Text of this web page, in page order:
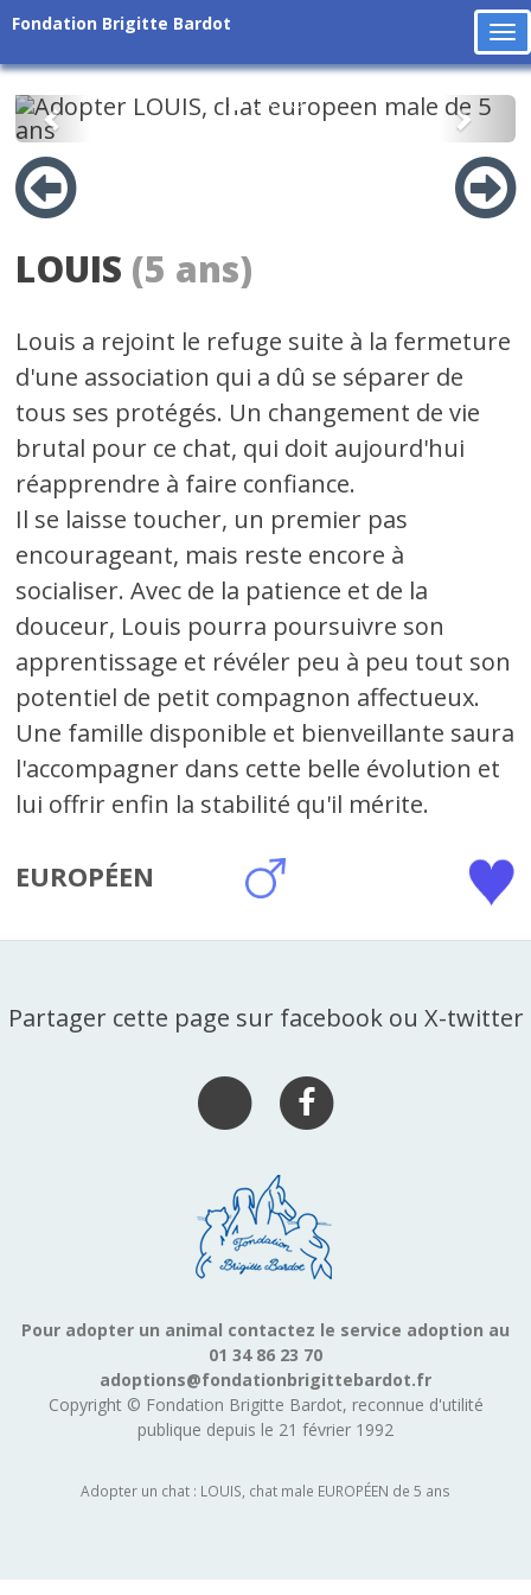
Fondation Brigitte Bardot
Précédent
LOUIS (5 ans)
Louis a rejoint le refuge suite à la fermeture
d'une association qui a dû se séparer de
tous ses protégés. Un changement de vie
brutal pour ce chat, qui doit aujourd'hui
réapprendre à faire confiance.
Il se laisse toucher, un premier pas
encourageant, mais reste encore à
socialiser. Avec de la patience et de la
douceur, Louis pourra poursuivre son
apprentissage et révéler peu à peu tout son
potentiel de petit compagnon affectueux.
Une famille disponible et bienveillante saura
l'accompagner dans cette belle évolution et
lui offrir enfin la stabilité qu'il mérite.
EUROPÉEN
Partager cette page sur facebook ou X-twitter
Pour adopter un animal contactez le service adoption au
01 34 86 23 70
adoptions@fondationbrigittebardot.fr
Copyright © Fondation Brigitte Bardot, reconnue d'utilité
publique depuis le 21 février 1992
Adopter un chat : LOUIS, chat male EUROPÉEN de 5 ans